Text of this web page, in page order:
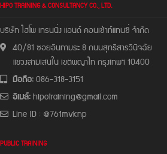
HIPO TRAINING & CONSULTANCY CO., LTD.
บริษัท ไฮโพ เทรนนิ่ง แอนด์ คอนเซ้าท์แทนซี่ จํากัด
40/81 ซอยอินทามระ 8 ถนนสุทธิสารวินิจฉัย
แขวงสามเสนใน เขตพญาไท กรุงเทพฯ 10400
มือถือ:086-318-3151
อีเมล์:hipotraining@gmail.com
Line ID : @761mvknp
PUBLIC TRAINING